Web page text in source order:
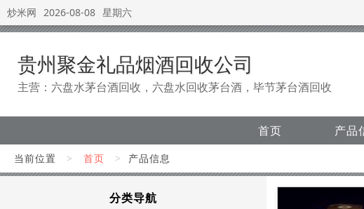
炒米网 2026-08-08 星期六
贵州聚金礼品烟酒回收公司
主营：六盘水茅台酒回收，六盘水回收茅台酒，毕节茅台酒回收
首页 产品
当前位置 > 首页 > 产品信息
分类导航